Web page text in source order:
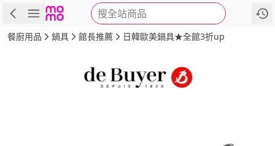
搜全站商品
商品 評價 詳情
餐廚用品 鍋具 館長推薦 日韓歐美鍋具★全館3折up